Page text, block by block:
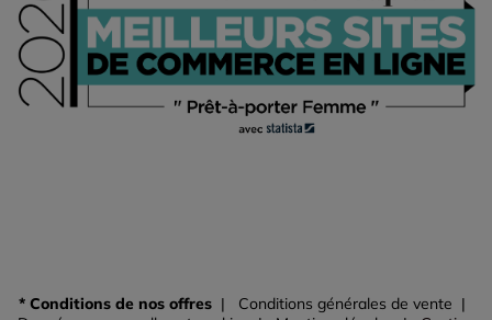
* Conditions de nos offres
Conditions générales de vente